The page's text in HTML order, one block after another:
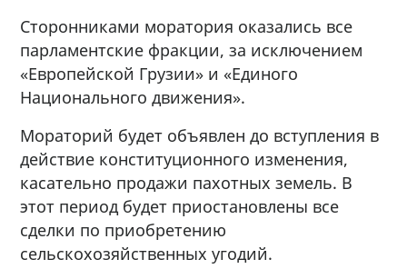
Сторонниками моратория оказались все
парламентские фракции, за исключением
«Европейской Грузии» и «Единого
Национального движения».
Мораторий будет объявлен до вступления в
действие конституционного изменения,
касательно продажи пахотных земель. В
этот период будет приостановлены все
сделки по приобретению
сельскохозяйственных угодий.